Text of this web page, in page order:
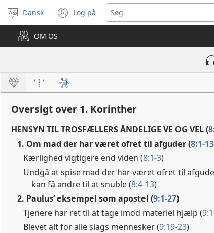
Vælg
sprog
Dansk Log på
(åbner
nyt
OM OS
Oversigt over 1. Korinther
HENSYN TIL TROSFÆLLERS ÅNDELIGE VE OG VEL (
1. Om mad der har været ofret til afguder (8:1-13
Kærlighed vigtigere end viden (8:1-3)
Undgå at spise mad der har været ofret til
kan få andre til at snuble (8:4-13)
2. Paulus’ eksempel som apostel (9:1-27)
Tjenere har ret til at tage imod materiel hjælp (
Blevet alt for alle slags mennesker (9:19-23)